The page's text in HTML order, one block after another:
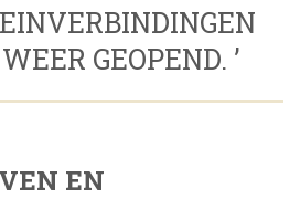
GEOPEND. ’
EN